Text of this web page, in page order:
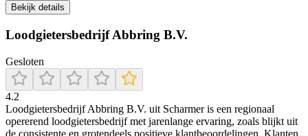
Bekijk details
Loodgietersbedrijf Abbring B.V.
Gesloten
4.2
Loodgietersbedrijf Abbring B.V. uit Scharmer is een regionaal
opererend loodgietersbedrijf met jarenlange ervaring, zoals blijkt uit
de consistente en grotendeels positieve klantbeoordelingen. Klanten